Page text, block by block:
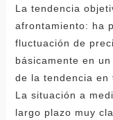
La tendencia
afrontamiento: ha
fluctuación de
básicamente en
de la tendencia en
La situación a
largo plazo muy